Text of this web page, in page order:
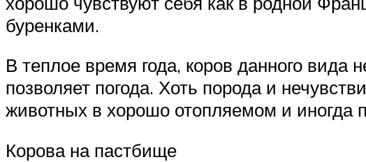
буренками.
В теплое время года, коров данного
позволяет погода. Хоть порода и
животных в хорошо отопляемом и иногда
Корова на пастбище